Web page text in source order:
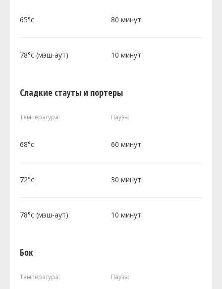
65°c 80 минут
78°c (мэш-аут) 10 минут
Сладкие стауты и портеры
Температура: Пауза:
68°c 60 минут
72°c 30 минут
78°c (мэш-аут) 10 минут
Бок
Температура: Пауза: